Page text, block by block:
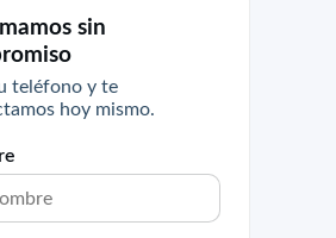
sin
teléfono y te
hoy mismo.